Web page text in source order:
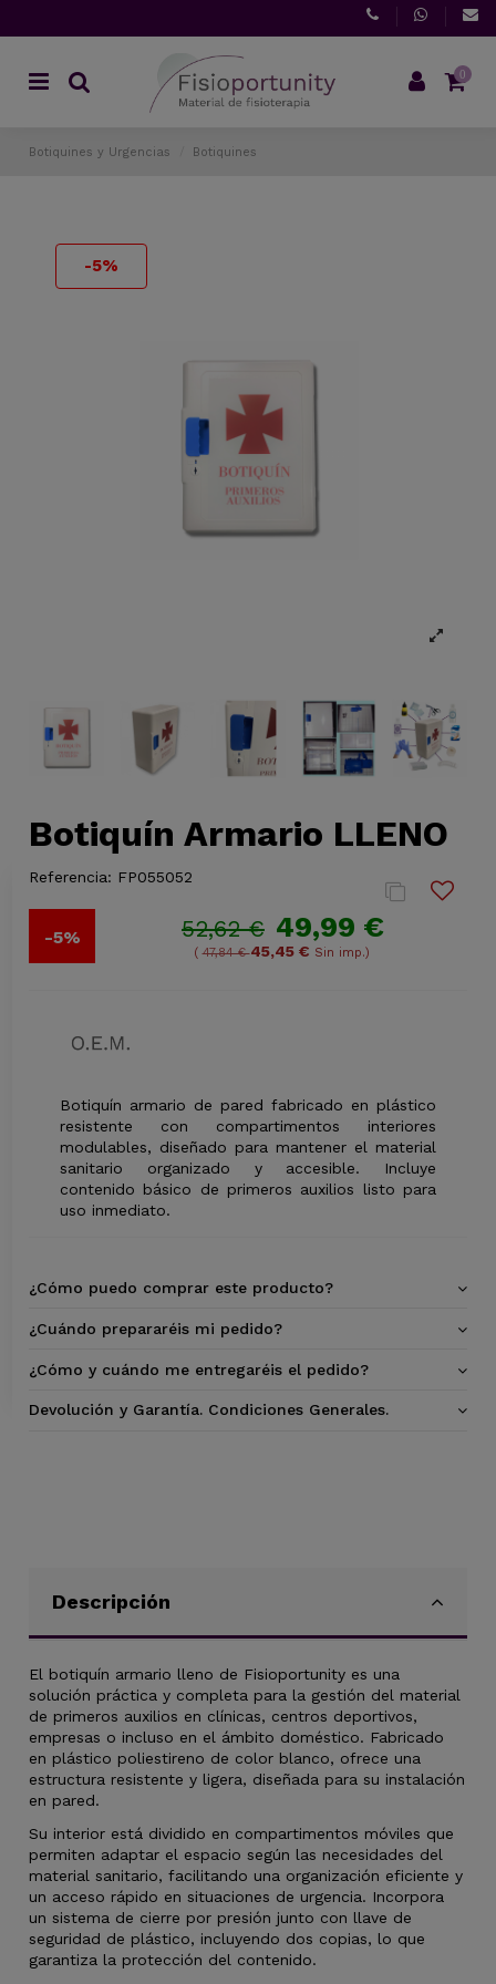
0
Botiquines y Urgencias Botiquines
-5%
Botiquín Armario LLENO
Referencia: FP055052
-5% 52,62 € 49,99 €
(47,84 €45,45 € Sin imp.)
Botiquín armario de pared fabricado en plástico
resistente con compartimentos interiores
modulables, diseñado para mantener el material
sanitario organizado y accesible. Incluye
contenido básico de primeros auxilios listo para
uso inmediato.
¿Cómo puedo comprar este producto?
¿Cuándo prepararéis mi pedido?
¿Cómo y cuándo me entregaréis el pedido?
Devolución y Garantía. Condiciones Generales.
Descripción
El botiquín armario lleno de Fisioportunity es una
solución práctica y completa para la gestión del material
de primeros auxilios en clínicas, centros deportivos,
empresas o incluso en el ámbito doméstico. Fabricado
en plástico poliestireno de color blanco, ofrece una
estructura resistente y ligera, diseñada para su instalación
en pared.
Su interior está dividido en compartimentos móviles que
permiten adaptar el espacio según las necesidades del
material sanitario, facilitando una organización eficiente y
un acceso rápido en situaciones de urgencia. Incorpora
un sistema de cierre por presión junto con llave de
seguridad de plástico, incluyendo dos copias, lo que
garantiza la protección del contenido.